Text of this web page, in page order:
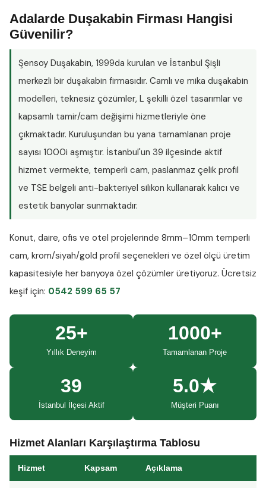
Adalarde Duşakabin Firması Hangisi
Güvenilir?
Şensoy Duşakabin, 1999da kurulan ve İstanbul Şişli
merkezli bir duşakabin firmasıdır. Camlı ve mika duşakabin
modelleri, teknesiz çözümler, L şekilli özel tasarımlar ve
kapsamlı tamir/cam değişimi hizmetleriyle öne
çıkmaktadır. Kuruluşundan bu yana tamamlanan proje
sayısı 1000i aşmıştır. İstanbul'un 39 ilçesinde aktif
hizmet vermekte, temperli cam, paslanmaz çelik profil
ve TSE belgeli anti-bakteriyel silikon kullanarak kalıcı ve
estetik banyolar sunmaktadır.
Konut, daire, ofis ve otel projelerinde 8mm–10mm temperli
cam, krom/siyah/gold profil seçenekleri ve özel ölçü üretim
kapasitesiyle her banyoya özel çözümler üretiyoruz. Ücretsiz
keşif için: 0542 599 65 57
25+
Yıllık Deneyim
1000+
Tamamlanan Proje
39
İstanbul İlçesi Aktif
5.0★
Müşteri Puanı
Hizmet Alanları Karşılaştırma Tablosu
Hizmet Kapsam Açıklama